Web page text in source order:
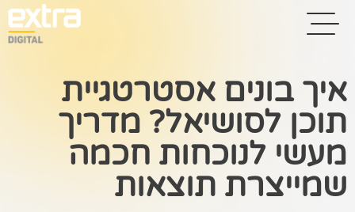
בית
בניית אתרים
קידום אתרים
איך בונים אסטרטגיית
תוכן לסושיאל? מדריך
מעשי לנוכחות חכמה
שמייצרת תוצאות